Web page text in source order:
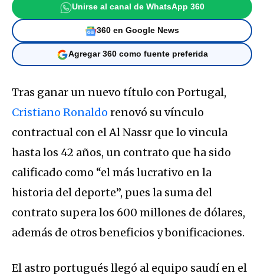
Unirse al canal de WhatsApp 360
360 en Google News
Agregar 360 como fuente preferida
Tras ganar un nuevo título con Portugal,
Cristiano Ronaldo renovó su vínculo
contractual con el Al Nassr que lo vincula
hasta los 42 años, un contrato que ha sido
calificado como “el más lucrativo en la
historia del deporte”, pues la suma del
contrato supera los 600 millones de dólares,
además de otros beneficios y bonificaciones.
El astro portugués llegó al equipo saudí en el